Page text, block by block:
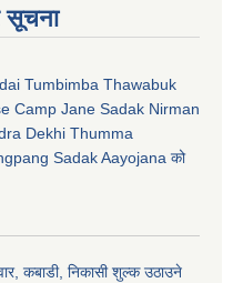
सूचना
Tumbimba Thawabuk
Camp Jane Sadak Nirman
Dekhi Thumma
Sadak Aayojana को
कबाडी, निकासी शुल्क उठाउने